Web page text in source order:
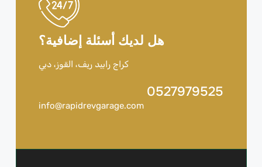
هل لديك أسئلة إضافية؟
كراج رابيد ريف، القوز، دبي
0527979525
info@rapidrevgarage.com